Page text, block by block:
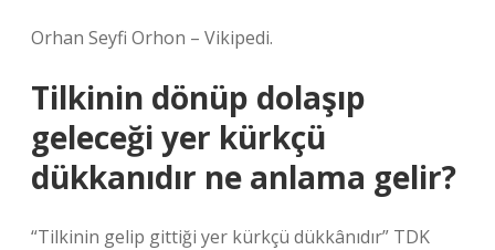
Orhan Seyfi Orhon – Vikipedi.
Tilkinin dönüp dolaşıp
geleceği yer kürkçü
dükkanıdır ne anlama gelir?
“Tilkinin gelip gittiği yer kürkçü dükkânıdır” TDK